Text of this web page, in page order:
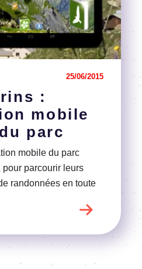
:
mobile
parc
25/06/2015
mobile du parc
parcourir leurs
randonnées en toute